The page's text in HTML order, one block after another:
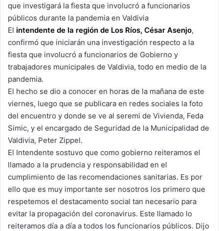
que investigará la fiesta que involucró a funcionarios
públicos durante la pandemia en Valdivia
El intendente de la región de Los Ríos, César Asenjo,
confirmó que iniciarán una investigación respecto a la
fiesta que involucró a funcionarios de Gobierno y
trabajadores municipales de Valdivia, todo en medio de la
pandemia.
El hecho se dio a conocer en horas de la mañana de este
viernes, luego que se publicara en redes sociales la foto
del encuentro y donde se ve al seremi de Vivienda, Feda
Simic, y el encargado de Seguridad de la Municipalidad de
Valdivia, Peter Zippel.
El Intendente sostuvo que como gobierno reiteramos el
llamado a la prudencia y responsabilidad en el
cumplimiento de las recomendaciones sanitarias. Es por
ello que es muy importante ser nosotros los primero que
respetemos el destacamento social tan necesario para
evitar la propagación del coronavirus. Este llamado lo
reiteramos día a día a todos los funcionarios públicos. Dijo